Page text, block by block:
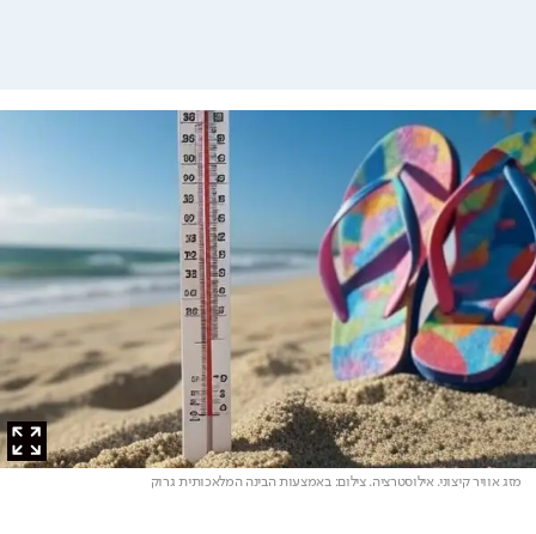
מזג אוויר קיצוני. אילוסטרציה. צילום: באמצעות הבינה המלאכותית גרוק